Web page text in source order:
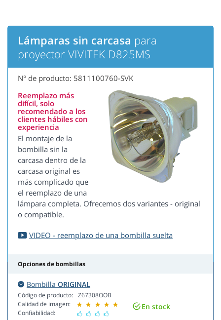
Lámparas sin carcasa para
proyector VIVITEK D825MS
N° de producto: 5811100760-SVK
Reemplazo más
difícil, solo
recomendado a los
clientes hábiles con
experiencia
El montaje de la
bombilla sin la
carcasa dentro de la
carcasa original es
más complicado que
el reemplazo de una
lámpara completa. Ofrecemos dos variantes - original
o compatible.
VIDEO - reemplazo de una bombilla suelta
Opciones de bombillas
Bombilla ORIGINAL
Código de producto:
Calidad de imagen:
Confiabilidad:
Z67308OOB
En stock